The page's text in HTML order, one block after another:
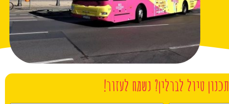
תכנון טיול לברלין? נשמח לעזור!